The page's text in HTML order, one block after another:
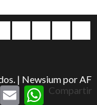
| Newsiumpor AF
TwitterEmail WhatsApp
Compartir